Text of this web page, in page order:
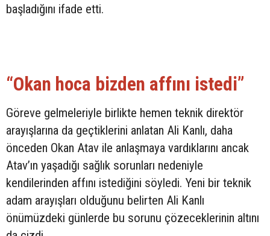
başladığını ifade etti.
“Okan hoca bizden affını istedi”
Göreve gelmeleriyle birlikte hemen teknik direktör
arayışlarına da geçtiklerini anlatan Ali Kanlı, daha
önceden Okan Atav ile anlaşmaya vardıklarını ancak
Atav’ın yaşadığı sağlık sorunları nedeniyle
kendilerinden affını istediğini söyledi. Yeni bir teknik
adam arayışları olduğunu belirten Ali Kanlı
önümüzdeki günlerde bu sorunu çözeceklerinin altını